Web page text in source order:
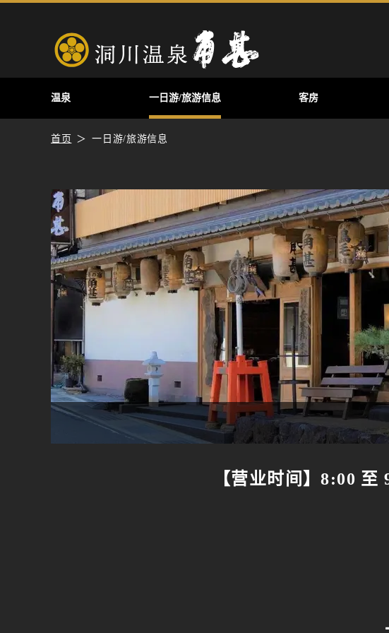
温泉 一日游/旅游信息 客房
首页 一日游/旅游信息
【营业时间】8:00